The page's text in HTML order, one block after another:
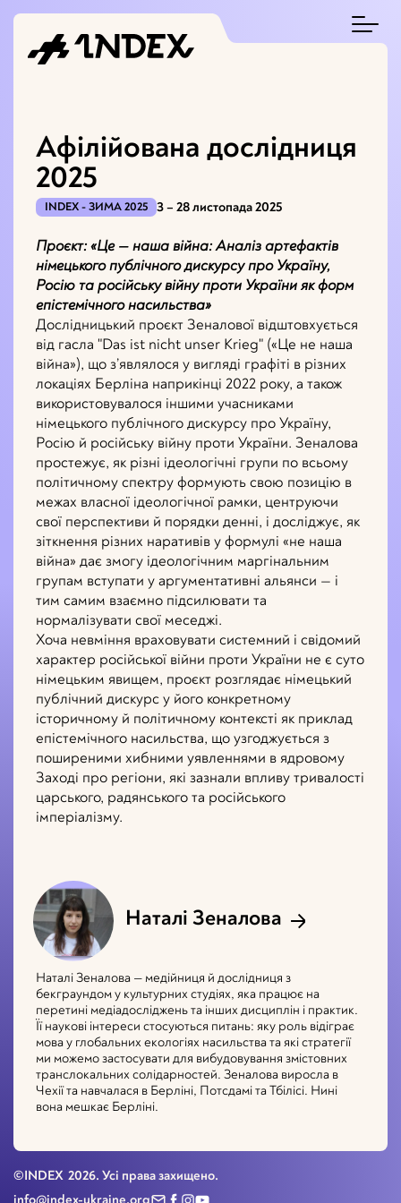
Афілійована дослідниця
2025
INDEX - ЗИМА 2025 3 – 28 листопада 2025
Проєкт: «Це — наша війна: Аналіз артефактів
німецького публічного дискурсу про Україну,
Росію та російську війну проти України як форм
епістемічного насильства»
Дослідницький проєкт Зеналової відштовхується
від гасла "Das ist nicht unser Krieg" («Це не наша
війна»), що з’являлося у вигляді графіті в різних
локаціях Берліна наприкінці 2022 року, а також
використовувалося іншими учасниками
німецького публічного дискурсу про Україну,
Росію й російську війну проти України. Зеналова
простежує, як різні ідеологічні групи по всьому
політичному спектру формують свою позицію в
межах власної ідеологічної рамки, центруючи
свої перспективи й порядки денні, і досліджує, як
зіткнення різних наративів у формулі «не наша
війна» дає змогу ідеологічним маргінальним
групам вступати у аргументативні альянси — і
тим самим взаємно підсилювати та
нормалізувати свої меседжі.
Хоча невміння враховувати системний і свідомий
характер російської війни проти України не є суто
німецьким явищем, проєкт розглядає німецький
публічний дискурс у його конкретному
історичному й політичному контексті як приклад
епістемічного насильства, що узгоджується з
поширеними хибними уявленнями в ядровому
Заході про регіони, які зазнали впливу тривалості
царського, радянського та російського
імперіалізму.
Наталі Зеналова
Наталі Зеналова — медійниця й дослідниця з
бекграундом у культурних студіях, яка працює на
перетині медіадосліджень та інших дисциплін і практик.
Її наукові інтереси стосуються питань: яку роль відіграє
мова у глобальних екологіях насильства та які стратегії
ми можемо застосувати для вибудовування змістовних
транслокальних солідарностей. Зеналова виросла в
Чехії та навчалася в Берліні, Потсдамі та Тбілісі. Нині
вона мешкає Берліні.
©INDEX 2026. Усі права захищено.
info@index-ukraine.org